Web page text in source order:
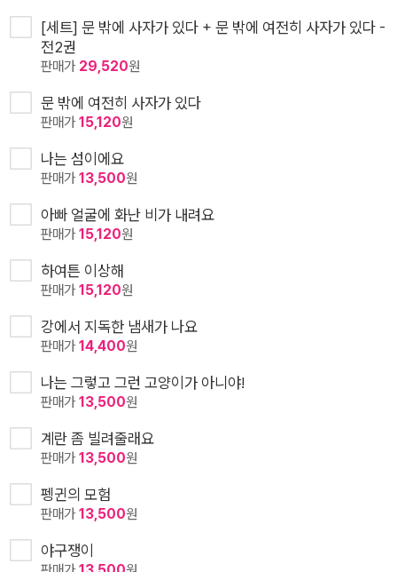
[세트] 문 밖에 사자가 있다 + 문 밖에 여전히 사자가 있다 -
전2권
판매가 29,520원
문 밖에 여전히 사자가 있다
판매가15,120원
나는 섬이에요
판매가13,500원
아빠 얼굴에 화난 비가 내려요
판매가15,120원
하여튼 이상해
판매가15,120원
강에서 지독한 냄새가 나요
판매가14,400원
나는 그렇고 그런 고양이가 아니야!
판매가13,500원
계란 좀 빌려줄래요
판매가13,500원
펭귄의 모험
판매가13,500원
야구쟁이